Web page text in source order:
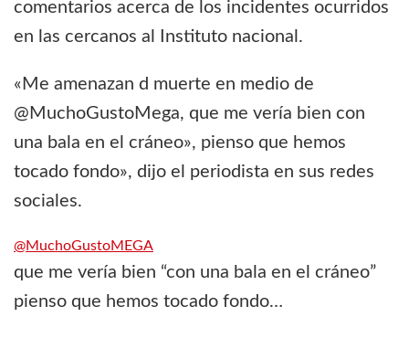
comentarios acerca de los incidentes ocurridos
en las cercanos al Instituto nacional.
«Me amenazan d muerte en medio de
@MuchoGustoMega, que me vería bien con
una bala en el cráneo», pienso que hemos
tocado fondo», dijo el periodista en sus redes
sociales.
@MuchoGustoMEGA
que me vería bien “con una bala en el cráneo”
pienso que hemos tocado fondo…